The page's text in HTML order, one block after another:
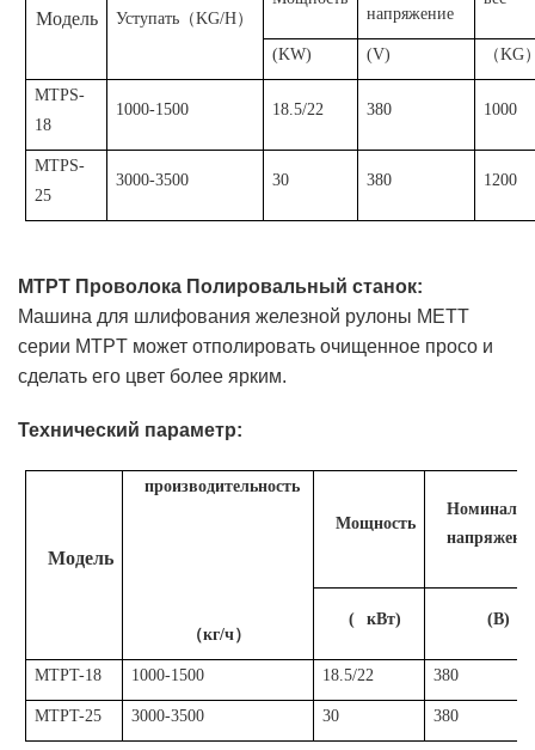
Модель Уступать （KG/H）
напряжение
(KW) (V) （KG
MTPS-
18
1000-1500 18.5/22 380 1000
MTPS-
25
3000-3500 30 380 1200
MTPT Проволока Полировальный станок:
Машина для шлифования железной рулоны METT
серии MTPT может отполировать очищенное просо и
сделать его цвет более ярким.
Технический параметр:
Модель
производительность
（кг/ч）
Мощность
( кВт) (В)
MTPT-18 1000-1500 18.5/22 380
MTPT-25 3000-3500 30 380